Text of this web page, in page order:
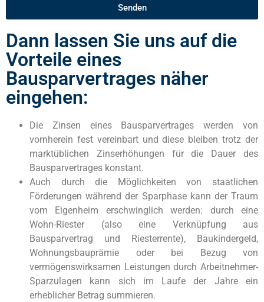
Senden
Dann lassen Sie uns auf die
Vorteile eines
Bausparvertrages näher
eingehen:
Die Zinsen eines Bausparvertrages werden von
vornherein fest vereinbart und diese bleiben trotz der
marktüblichen Zinserhöhungen für die Dauer des
Bausparvertrages konstant.
Auch durch die Möglichkeiten von staatlichen
Förderungen während der Sparphase kann der Traum
vom Eigenheim erschwinglich werden: durch eine
Wohn-Riester (also eine Verknüpfung aus
Bausparvertrag und Riesterrente), Baukindergeld,
Wohnungsbauprämie oder bei Bezug von
vermögenswirksamen Leistungen durch Arbeitnehmer-
Sparzulagen kann sich im Laufe der Jahre ein
erheblicher Betrag summieren.